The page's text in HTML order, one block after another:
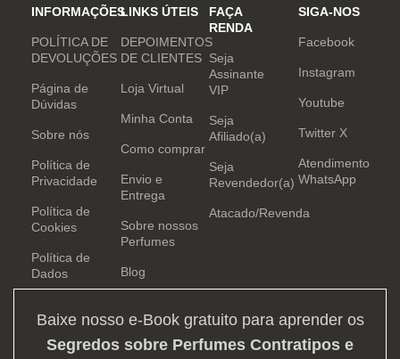
e determinação.
INFORMAÇÕES
POLÍTICA DE
DEVOLUÇÕES
Página de
Dúvidas
Sobre nós
Política de
Privacidade
Política de
Cookies
Política de
Dados
LINKS ÚTEIS
DEPOIMENTOS
DE CLIENTES
Loja Virtual
Minha Conta
Como comprar
Envio e
Entrega
Sobre nossos
Perfumes
Blog
FAÇA
RENDA
Seja
Assinante
VIP
Seja
Afiliado(a)
Seja
Revendedor(a)
Atacado/Revenda
SIGA-NOS
Facebook
Instagram
Youtube
Twitter X
Atendimento
WhatsApp
Baixe nosso e-Book gratuito para aprender os
Segredos sobre Perfumes Contratipos e